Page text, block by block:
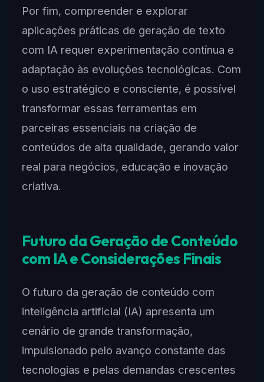
Por fim, compreender e explorar
aplicações práticas de geração de texto
com IA requer experimentação contínua e
adaptação às evoluções tecnológicas. Com
o uso estratégico e consciente, é possível
transformar essas ferramentas em
parceiras essenciais na criação de
conteúdos de alta qualidade, gerando valor
real para negócios, educação e inovação
criativa.
Futuro da Geração de Conteúdo
com IA e Considerações Finais
O futuro da geração de conteúdo com
inteligência artificial (IA) apresenta um
cenário de grande transformação,
impulsionado pelo avanço constante das
tecnologias e pelas demandas crescentes